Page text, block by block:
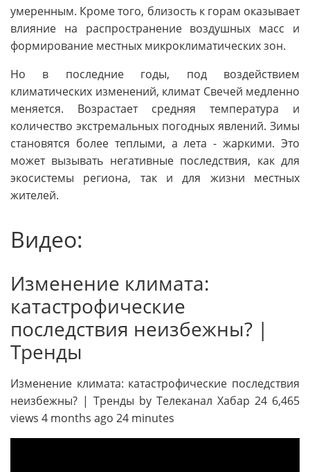
умеренным. Кроме того, близость к горам оказывает
влияние на распространение воздушных масс и
формирование местных микроклиматических зон.
Но в последние годы, под воздействием
климатических изменений, климат Свечей медленно
меняется. Возрастает средняя температура и
количество экстремальных погодных явлений. Зимы
становятся более теплыми, а лета - жаркими. Это
может вызывать негативные последствия, как для
экосистемы региона, так и для жизни местных
жителей.
Видео:
Изменение климата:
катастрофические
последствия неизбежны? |
Тренды
Изменение климата: катастрофические последствия
неизбежны? | Тренды by Телеканал Хабар 24 6,465
views 4 months ago 24 minutes